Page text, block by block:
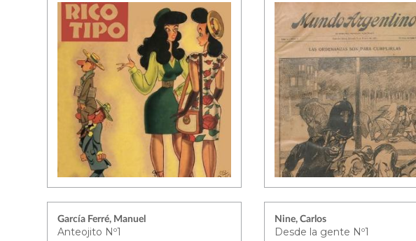
García Ferré, Manuel
Anteojito Nº1
Nine, Carlos
Desde la gente Nº1